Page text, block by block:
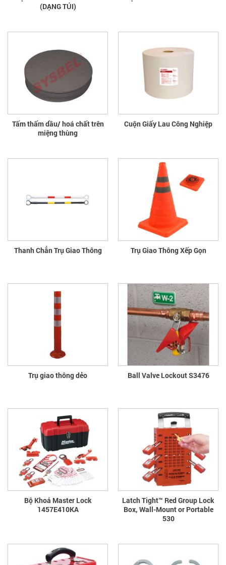
(DẠNG TÚI)
Tấm thấm dầu/ hoá chất trên
miệng thùng
Cuộn Giấy Lau Công Nghiệp
Thanh Chắn Trụ Giao Thông Trụ Giao Thông Xếp Gọn
Trụ giao thông dẻo Ball Valve Lockout S3476
Bộ Khoá Master Lock
1457E410KA
Latch Tight™ Red Group Lock
Box, Wall-Mount or Portable
530